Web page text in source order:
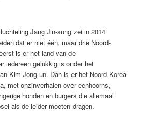
Jang Jin-sung zei in 2014
dat er niet één, maar drie Noord-
is er het land van de
iedereen gelukkig is onder het
Kim Jong-un. Dan is er het Noord-Korea
met onzinverhalen over eenhoorns,
honden en burgers die allemaal
als de leider moeten dragen.